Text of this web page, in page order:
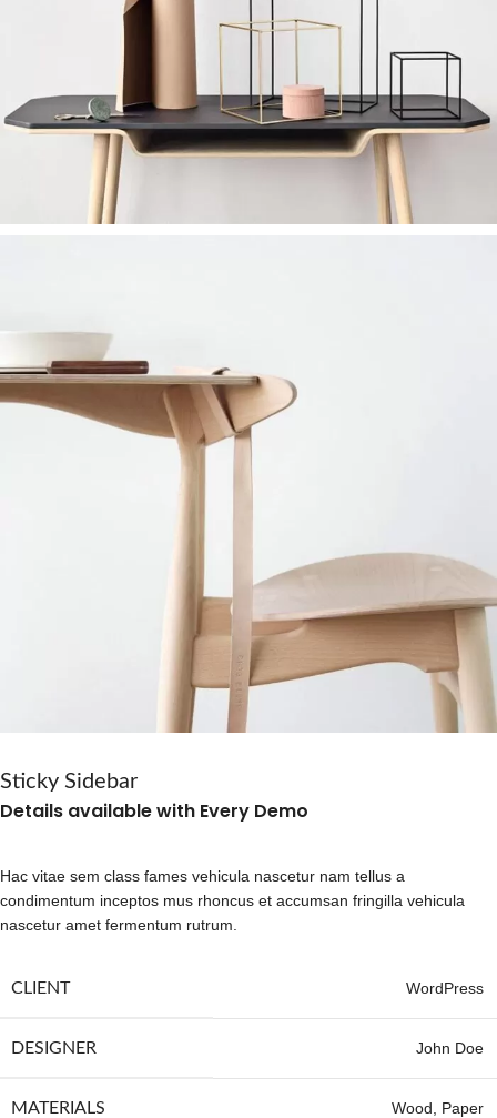
Sticky Sidebar
Details available with Every Demo
Hac vitae sem class fames vehicula nascetur nam tellus a
condimentum inceptos mus rhoncus et accumsan fringilla vehicula
nascetur amet fermentum rutrum.
CLIENT WordPress
DESIGNER John Doe
MATERIALS Wood, Paper